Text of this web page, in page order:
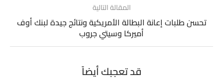
المقالة التالية
تحسن طلبات إعانة البطالة الأمريكية ونتائج جيدة لبنك أوف
أميركا وسيتي جروب
قد تعجبك أيضاً